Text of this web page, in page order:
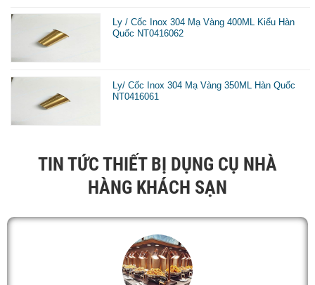
Ly / Cốc Inox 304 Mạ Vàng 400ML Kiểu Hàn
Quốc NT0416062
Ly/ Cốc Inox 304 Mạ Vàng 350ML Hàn Quốc
NT0416061
TIN TỨC THIẾT BỊ DỤNG CỤ NHÀ
HÀNG KHÁCH SẠN